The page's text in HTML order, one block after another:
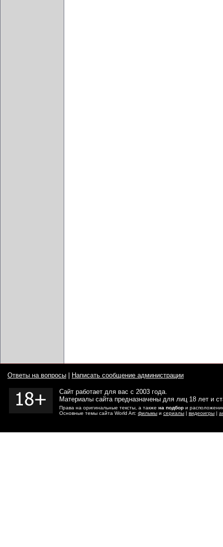
Ответы на вопросы Написать сообщение администрации
Сайт работает для вас с 2003 года.
Материалы сайта предназначены для лиц 18 лет и
Права на оригинальные тексты, а также на подбор и
Основные темы сайта World Art: фильмы и сериалы | видеоигры |